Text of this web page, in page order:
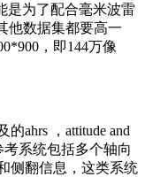
是为了配合毫米波雷
他数据集都要高一
，即144万像
ahrs ，attitude and
考系统包括多个轴向
侧翻信息，这类系统